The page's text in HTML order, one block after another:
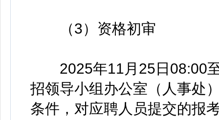
（3）资格初审
2025年11月25日08:00至
招领导小组办公室（人事处
条件，对应聘人员提交的报